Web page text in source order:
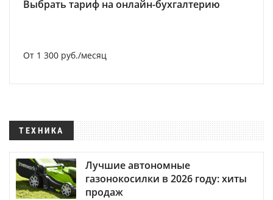
Выбрать тариф на онлайн-бухгалтерию
От 1 300 руб./месяц
ТЕХНИКА
Лучшие автономные
газонокосилки в 2026 году: хиты
продаж